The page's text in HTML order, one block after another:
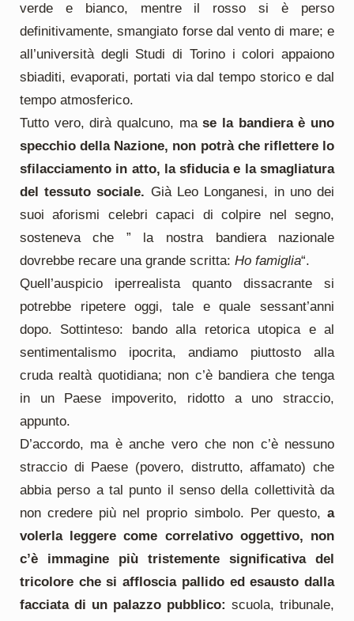
verde e bianco, mentre il rosso si è perso
definitivamente, smangiato forse dal vento di mare; e
all’università degli Studi di Torino i colori appaiono
sbiaditi, evaporati, portati via dal tempo storico e dal
tempo atmosferico.
Tutto vero, dirà qualcuno, mase la bandiera è uno
specchio della Nazione, non potrà che riflettere lo
sfilacciamento in atto, la sfiducia e la smagliatura
del tessuto sociale. Già Leo Longanesi, in uno dei
suoi aforismi celebri capaci di colpire nel segno,
sosteneva che ” la nostra bandiera nazionale
dovrebbe recare una grande scritta: Ho famiglia“.
Quell’auspicio iperrealista quanto dissacrante si
potrebbe ripetere oggi, tale e quale sessant’anni
dopo. Sottinteso: bando alla retorica utopica e al
sentimentalismo ipocrita, andiamo piuttosto alla
cruda realtà quotidiana; non c’è bandiera che tenga
in un Paese impoverito, ridotto a uno straccio,
appunto.
D’accordo, ma è anche vero che non c’è nessuno
straccio di Paese (povero, distrutto, affamato) che
abbia perso a tal punto il senso della collettività da
non credere più nel proprio simbolo. Per questo,a
volerla leggere come correlativo oggettivo, non
c’è immagine più tristemente significativa del
tricolore che si affloscia pallido ed esausto dalla
facciata di un palazzo pubblico: scuola, tribunale,